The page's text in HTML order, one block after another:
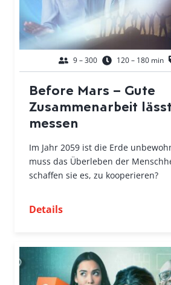
9 – 300 120 – 180 min
Before Mars – Gute
Zusammenarbeit
messen
Im Jahr 2059 ist die Erde
muss das Überleben der
schaffen sie es, zu kooperieren?
Details